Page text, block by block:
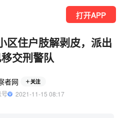
打开APP
区住户肢解剥皮，派出
交刑警队
者网 关注
  2021-11-15 08:17